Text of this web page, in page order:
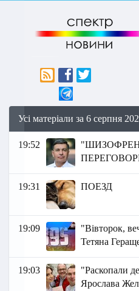
Усі матеріали за 6 серпня
19:52
19:31 ПОЕЗД
19:09
"Вівторок,
Тетяна
19:03
"Раскопали
Ярослава